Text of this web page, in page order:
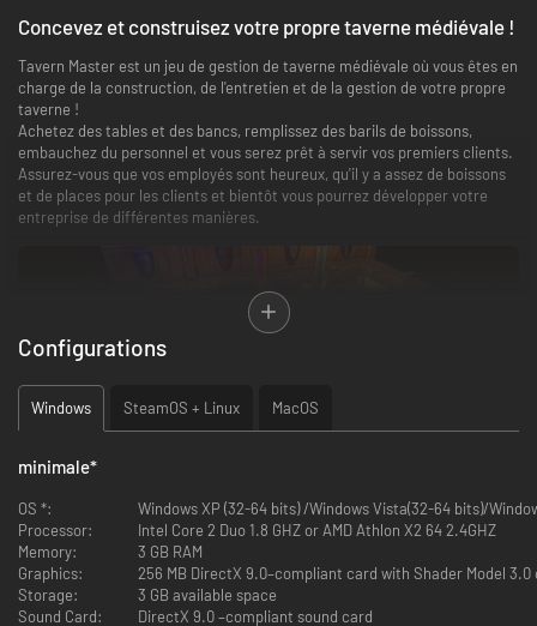
Concevez et construisez votre propre taverne médiévale !
Tavern Master est un jeu de gestion de taverne médiévale où vous êtes en
charge de la construction, de l'entretien et de la gestion de votre propre
taverne !
Achetez des tables et des bancs, remplissez des barils de boissons,
embauchez du personnel et vous serez prêt à servir vos premiers clients.
Assurez-vous que vos employés sont heureux, qu'il y a assez de boissons
et de places pour les clients et bientôt vous pourrez développer votre
entreprise de différentes manières.
Construisez une cuisine et engagez des chefs pour commencer à
servir des plats de toutes sortes. Veillez à ce qu'il y ait suffisamment
d'ingrédients, sinon vos clients risquent de partir en colère
Organisez des événements spéciaux pour attirer des clients
particuliers qui ont des exigences très spécifiques en matière de
nourriture et de boissons. Ils viendront le matin et resteront toute la
journée
Configurations
Windows SteamOS + Linux MacOS
minimale*
OS *:
Windows XP (32-64 bits) /Windows Vista(32-64 bits)/
Processor:
Intel Core 2 Duo 1.8 GHZ or AMD Athlon X2 64 2.4GHZ
Memory:
3 GB RAM
Graphics:
256 MB DirectX 9.0–compliant card with Shader Model
Storage:
3 GB available space
Sound Card:
DirectX 9.0 –compliant sound card